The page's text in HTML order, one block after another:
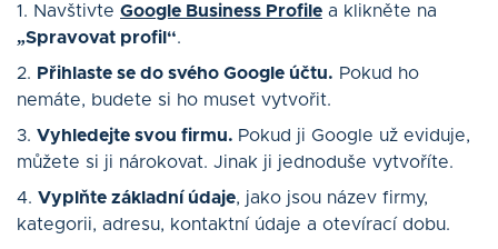
1. Navštivte Google Business Profile a klikněte na
„Spravovat profil“.
2. Přihlaste se do svého Google účtu. Pokud ho
nemáte, budete si ho muset vytvořit.
3. Vyhledejte svou firmu. Pokud ji Google už eviduje,
můžete si ji nárokovat. Jinak ji jednoduše vytvoříte.
4. Vyplňte základní údaje, jako jsou název firmy,
kategorii, adresu, kontaktní údaje a otevírací dobu.